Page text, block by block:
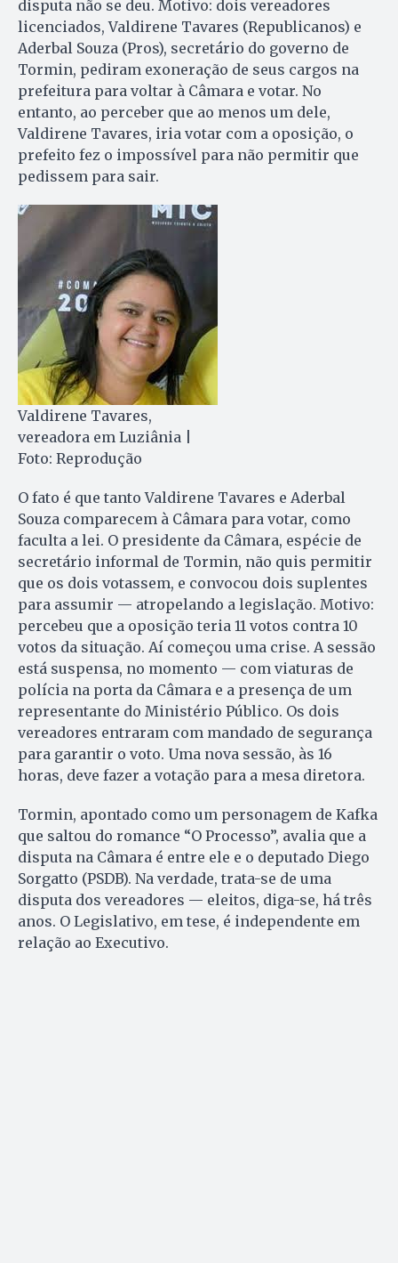
disputa não se deu. Motivo: dois vereadores
licenciados, Valdirene Tavares (Republicanos) e
Aderbal Souza (Pros), secretário do governo de
Tormin, pediram exoneração de seus cargos na
prefeitura para voltar à Câmara e votar. No
entanto, ao perceber que ao menos um dele,
Valdirene Tavares, iria votar com a oposição, o
prefeito fez o impossível para não permitir que
pedissem para sair.
Valdirene Tavares,
vereadora em Luziânia |
Foto: Reprodução
O fato é que tanto Valdirene Tavares e Aderbal
Souza comparecem à Câmara para votar, como
faculta a lei. O presidente da Câmara, espécie de
secretário informal de Tormin, não quis permitir
que os dois votassem, e convocou dois suplentes
para assumir — atropelando a legislação. Motivo:
percebeu que a oposição teria 11 votos contra 10
votos da situação. Aí começou uma crise. A sessão
está suspensa, no momento — com viaturas de
polícia na porta da Câmara e a presença de um
representante do Ministério Público. Os dois
vereadores entraram com mandado de segurança
para garantir o voto. Uma nova sessão, às 16
horas, deve fazer a votação para a mesa diretora.
Tormin, apontado como um personagem de Kafka
que saltou do romance “O Processo”, avalia que a
disputa na Câmara é entre ele e o deputado Diego
Sorgatto (PSDB). Na verdade, trata-se de uma
disputa dos vereadores — eleitos, diga-se, há três
anos. O Legislativo, em tese, é independente em
relação ao Executivo.